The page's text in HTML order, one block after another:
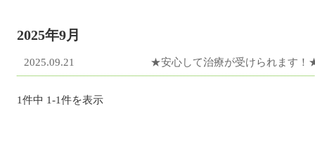
2025年9月
2025.09.21 ★安心して治療が受けられます！
1件中 1-1件を表示